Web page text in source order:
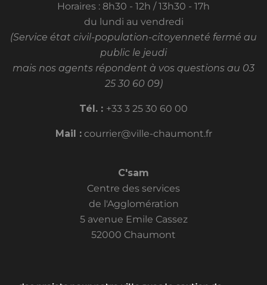
Horaires : 8h30 - 12h / 13h30 - 17h
du lundi au vendredi
(Service état civil-population-citoyenneté fermé au
public le jeudi
mais nos agents répondent à vos questions au 03
25 30 60 09)
Tél. : +33 3 25 30 60 00
Mail : courrier@ville-chaumont.fr
C'sam
Centre des services
de l'Agglomération
5 avenue Emile Cassez
52000 Chaumont